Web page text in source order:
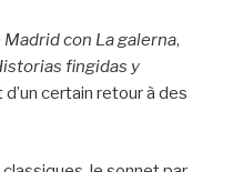
Madrid con La galerna,
fingidas y
certain retour à des